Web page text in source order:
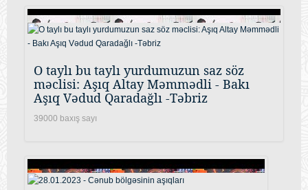
O taylı bu taylı yurdumuzun saz söz
məclisi: Aşıq Altay Məmmədli - Bakı
Aşıq Vədud Qaradağlı -Təbriz
39000 baxış sayı